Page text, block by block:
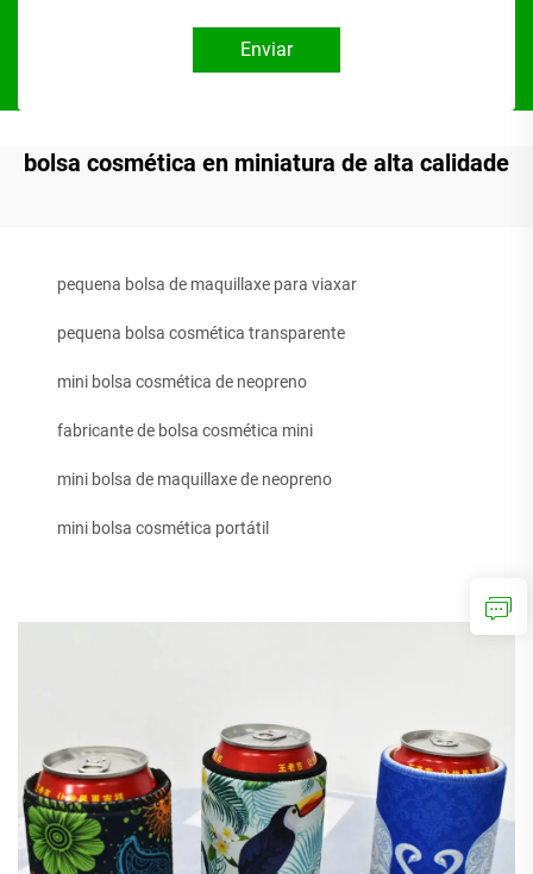
Enviar
bolsa cosmética en miniatura de alta calidade
pequena bolsa de maquillaxe para viaxar
pequena bolsa cosmética transparente
mini bolsa cosmética de neopreno
fabricante de bolsa cosmética mini
mini bolsa de maquillaxe de neopreno
mini bolsa cosmética portátil